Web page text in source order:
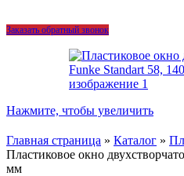
Заказать обратный звонок
Нажмите, чтобы увеличить
Главная страница » Каталог »
Пластиковое окно
мм